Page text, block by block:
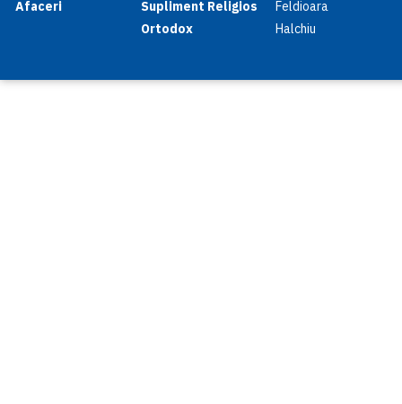
Afaceri
Supliment Religios
Ortodox
Feldioara
Halchiu